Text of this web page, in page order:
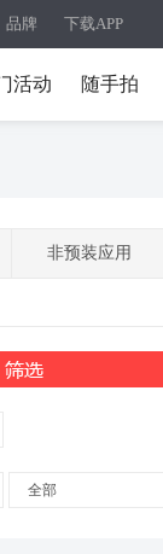
品牌 下载APP
活动 随手拍
非预装应用
全部